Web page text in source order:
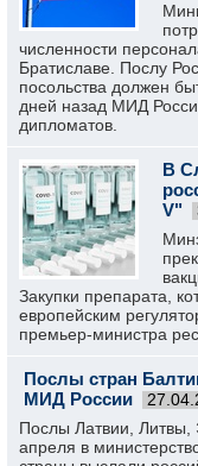
численности
Братиславе. Послу
посольства должен
дней назад МИД
дипломатов.
В
V"
Закупки препарата,
европейским
премьер-министра
Послы стран
МИД России
Послы Латвии, Литвы,
апреля в